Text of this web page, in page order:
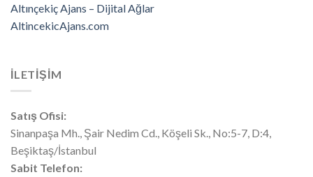
Altınçekiç Ajans – Dijital Ağlar
AltincekicAjans.com
İLETİŞİM
Satış Ofisi:
Sinanpaşa Mh., Şair Nedim Cd., Köşeli Sk., No:5-7, D:4,
Beşiktaş/İstanbul
Sabit Telefon: